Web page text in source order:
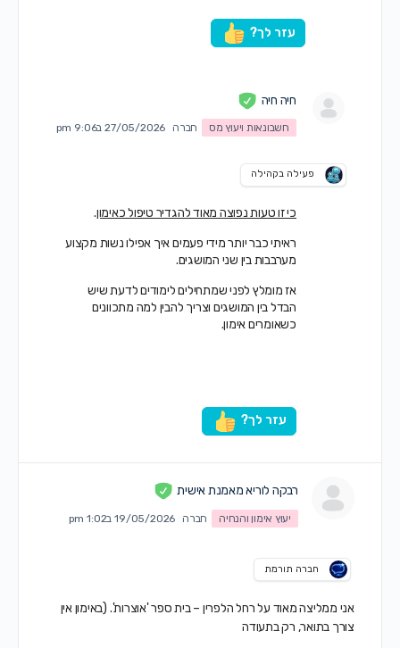
עזר לך?
חיה חיה
חשבונאות ויעוץ מס חברה 27/05/2026 ב9:06 pm
פעילה בקהילה
כי זו טעות נפוצה מאוד להגדיר טיפול כאימון.
ראיתי כבר יותר מידי פעמים איך אפילו נשות מקצוע
מערבבות בין שני המושגים.
אז מומלץ לפני שמתחילים לימודים לדעת שיש
הבדל בין המושגים וצריך להבין למה מתכוונים
כשאומרים אימון.
עזר לך?
רבקה לוריא מאמנת אישית
יעוץ אימון והנחיה חברה 19/05/2026 ב1:02 pm
חברה תורמת
אני ממליצה מאוד על רחל הלפרין – בית ספר 'אוצרות'. (באימון אין
צורך בתואר, רק בתעודה